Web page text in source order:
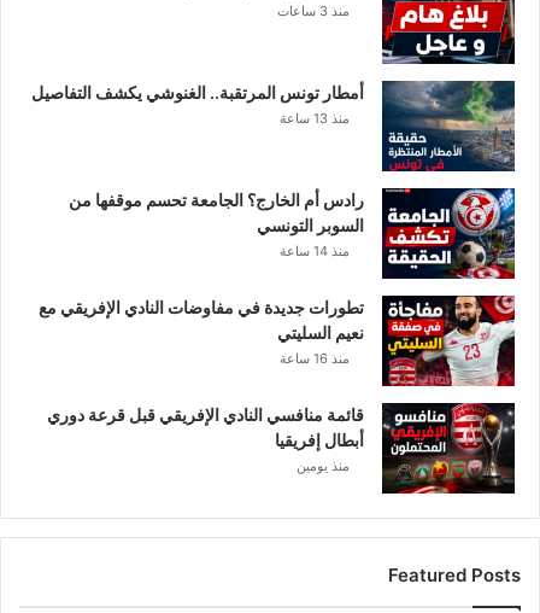
منذ 3 ساعات
أمطار تونس المرتقبة.. الغنوشي يكشف التفاصيل
منذ 13 ساعة
رادس أم الخارج؟ الجامعة تحسم موقفها من
السوبر التونسي
منذ 14 ساعة
تطورات جديدة في مفاوضات النادي الإفريقي مع
نعيم السليتي
منذ 16 ساعة
قائمة منافسي النادي الإفريقي قبل قرعة دوري
أبطال إفريقيا
منذ يومين
Featured Posts